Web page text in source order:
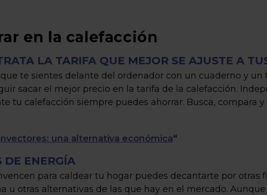
en la calefacción
LA TARIFA QUE MEJOR SE AJUSTE A
te sientes delante del ordenador con un cuaderno y
sacar el mejor precio en la tarifa de la calefacción.
tu calefacción siempre puedes ahorrar. Busca, compara
una alternativa económica“
DE ENERGÍA
para caldear tu hogar puedes decantarte por otras
u otras alternativas de las que hay en el mercado.